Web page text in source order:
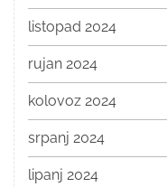
listopad 2024
rujan 2024
kolovoz 2024
srpanj 2024
lipanj 2024